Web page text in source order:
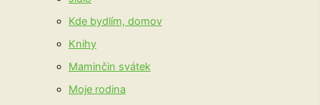
Kde bydlím, domov
Knihy
Maminčin svátek
Moje rodina